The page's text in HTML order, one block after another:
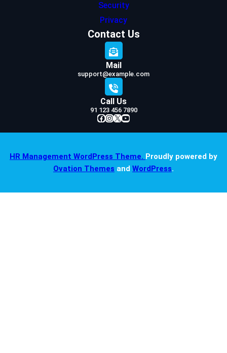
Security
Privacy
Contact Us
Mail
support@example.com
Call Us
91 123 456 7890
Facebook InstagramX YouTube
HR Management WordPress Theme. Proudly powered by
Ovation Themes and WordPress.